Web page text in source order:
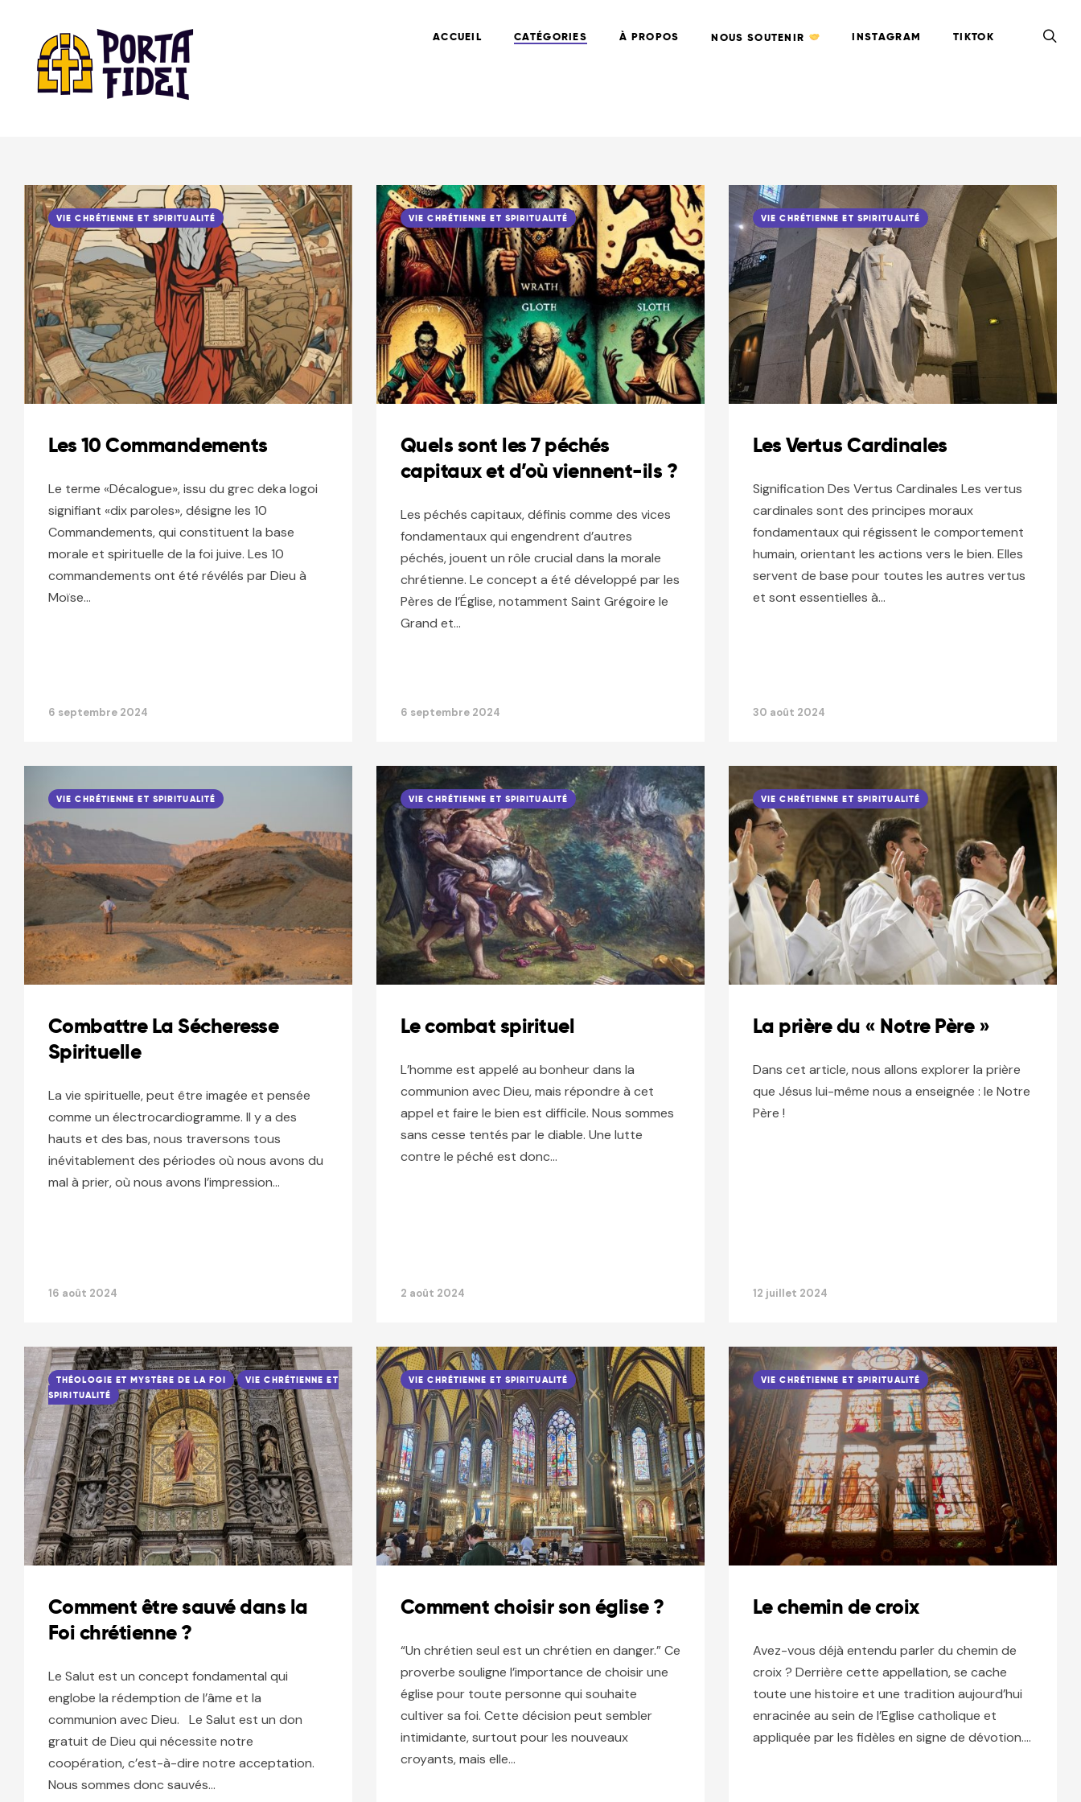
ACCUEIL CATÉGORIES À PROPOS NOUS SOUTENIR INSTAGRAM TIKTOK
VIE CHRÉTIENNE ET SPIRITUALITÉ
Les 10 Commandements
Le terme «Décalogue», issu du grec deka logoi
signifiant «dix paroles», désigne les 10
Commandements, qui constituent la base
morale et spirituelle de la foi juive. Les 10
commandements ont été révélés par Dieu à
Moïse…
6 septembre 2024
VIE CHRÉTIENNE ET SPIRITUALITÉ
Quels sont les 7 péchés
capitaux et d’où viennent-ils ?
Les péchés capitaux, définis comme des vices
fondamentaux qui engendrent d’autres
péchés, jouent un rôle crucial dans la morale
chrétienne. Le concept a été développé par les
Pères de l’Église, notamment Saint Grégoire le
Grand et…
6 septembre 2024
VIE CHRÉTIENNE ET SPIRITUALITÉ
Les Vertus Cardinales
Signification Des Vertus Cardinales Les vertus
cardinales sont des principes moraux
fondamentaux qui régissent le comportement
humain, orientant les actions vers le bien. Elles
servent de base pour toutes les autres vertus
et sont essentielles à…
30 août 2024
VIE CHRÉTIENNE ET SPIRITUALITÉ
Combattre La Sécheresse
Spirituelle
La vie spirituelle, peut être imagée et pensée
comme un électrocardiogramme. Il y a des
hauts et des bas, nous traversons tous
inévitablement des périodes où nous avons du
mal à prier, où nous avons l’impression…
16 août 2024
VIE CHRÉTIENNE ET SPIRITUALITÉ
Le combat spirituel
L’homme est appelé au bonheur dans la
communion avec Dieu, mais répondre à cet
appel et faire le bien est difficile. Nous sommes
sans cesse tentés par le diable. Une lutte
contre le péché est donc…
2 août 2024
VIE CHRÉTIENNE ET SPIRITUALITÉ
La prière du « Notre Père »
Dans cet article, nous allons explorer la prière
que Jésus lui-même nous a enseignée : le Notre
Père !
12 juillet 2024
THÉOLOGIE ET MYSTÈRE DE LA FOI
VIE CHRÉTIENNE ET
SPIRITUALITÉ
Comment être sauvé dans la
Foi chrétienne ?
Le Salut est un concept fondamental qui
englobe la rédemption de l’âme et la
communion avec Dieu. Le Salut est un don
gratuit de Dieu qui nécessite notre
coopération, c’est-à-dire notre acceptation.
Nous sommes donc sauvés…
VIE CHRÉTIENNE ET SPIRITUALITÉ
Comment choisir son église ?
“Un chrétien seul est un chrétien en danger.” Ce
proverbe souligne l’importance de choisir une
église pour toute personne qui souhaite
cultiver sa foi. Cette décision peut sembler
intimidante, surtout pour les nouveaux
croyants, mais elle…
VIE CHRÉTIENNE ET SPIRITUALITÉ
Le chemin de croix
Avez-vous déjà entendu parler du chemin de
croix ? Derrière cette appellation, se cache
toute une histoire et une tradition aujourd’hui
enracinée au sein de l’Eglise catholique et
appliquée par les fidèles en signe de dévotion….